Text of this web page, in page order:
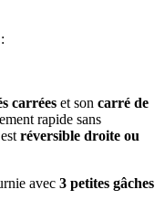
carrées et son carré de
rapide sans
réversible droite ou
avec 3 petites gâches